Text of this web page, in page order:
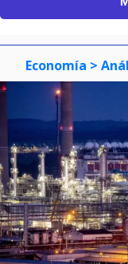
Economía >